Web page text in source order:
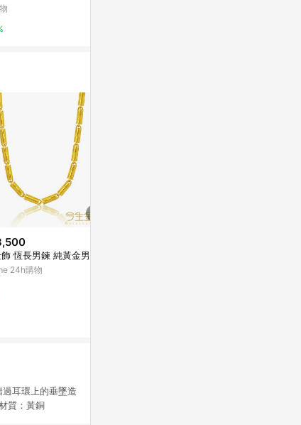
恆長男鍊 純黃金男項鍊
24h購物
耳環上的垂墜造
質：黃銅